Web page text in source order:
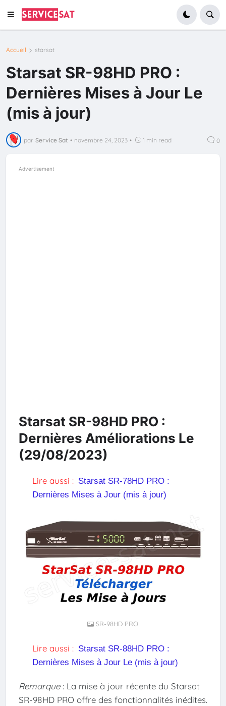
Accueil starsat
Starsat SR-98HD PRO :
Dernières Mises à Jour Le
(mis à jour)
par Service Sat • novembre 24, 2023 • 1 min read 0
Advertisement
Starsat SR-98HD PRO :
Dernières Améliorations Le
(29/08/2023)
Lire aussi : Starsat SR-78HD PRO :
Dernières Mises à Jour (mis à jour)
SR-98HD PRO
Lire aussi : Starsat SR-88HD PRO :
Dernières Mises à Jour Le (mis à jour)
Remarque: La mise à jour récente du Starsat
SR-98HD PRO offre des fonctionnalités inédites.